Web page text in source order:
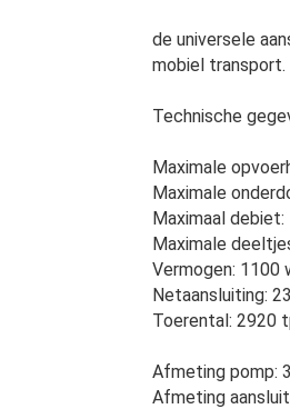
de universele
mobiel transport.
Technische
Maximale
Maximale
Maximaal
Maximale
Vermogen: 1100
Netaansluiting:
Toerental: 2920
Afmeting pomp:
Afmeting